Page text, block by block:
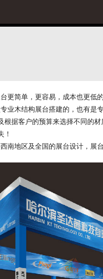
简单，更容易，成本也更低
木结构展台搭建的，也有是
根据客户的预算来选择不同的
！
地区及全国的展台设计，展